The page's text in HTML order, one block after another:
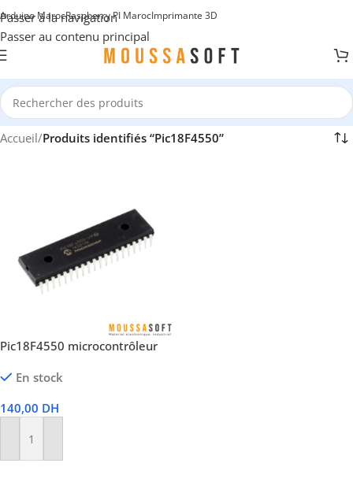
Passer à la navigation
Passer au contenu principal
Arduino MarocRaspberry PI MarocImprimante 3D
Accueil/Produits identifiés “Pic18F4550”
Pic18F4550 microcontrôleur
En stock
140,00 DH
Ajouter Au Panier